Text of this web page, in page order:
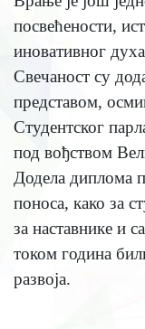
посвећености,
иновативног
Свечаност су
представом,
Студентског
под вођством
Додела диплома
поноса, како за
за наставнике и
током година
развоја.